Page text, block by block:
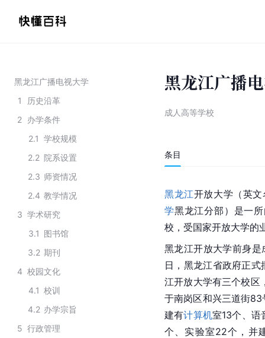
黑龙江广播电视大学
1
历史沿革
2 办学条件
2.1 学校规模
2.2 院系设置
2.3 师资情况
2.4 教学情况
3 学术研究
3.1 图书馆
3.2 期刊
4 校园文化
4.1 校训
4.2 办学宗旨
5 行政管理
黑龙江广播
成人高等学校
条目
黑龙江开放大学（英
学黑龙江分部）是一
校，受国家开放大学的
黑龙江开放大学前身
日，黑龙江省政府正
江开放大学有三个校区
于南岗区和兴三道街83
建有计算机室13个、语
个、实验室22个，并